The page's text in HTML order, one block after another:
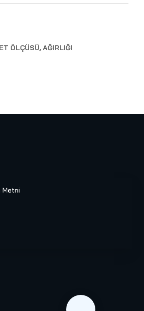
ÖLÇÜSÜ, AĞIRLIĞI
Metni